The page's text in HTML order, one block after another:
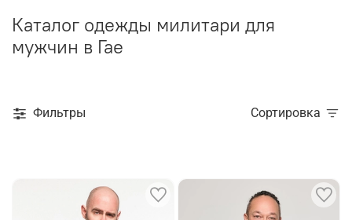
Каталог одежды милитари для
мужчин в Гае
Фильтры Сортировка